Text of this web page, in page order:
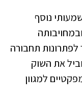
נוסף
לפתרונות תחבורה
את השוק
למגוון